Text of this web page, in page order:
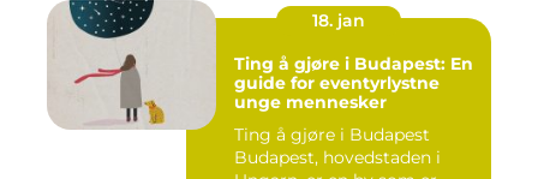
18. jan
Ting å gjøre i Budapest: En
guide for eventyrlystne
unge mennesker
Ting å gjøre i Budapest
Budapest, hovedstaden i